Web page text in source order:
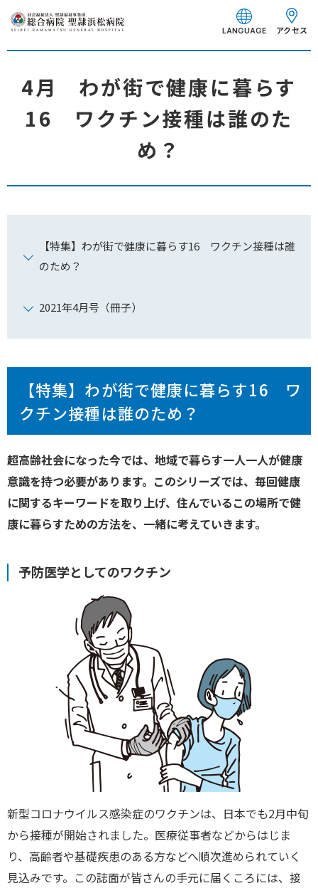
ロ
ョ
文ッ
LANGUAGE アクセス
4月 わが街で健康に暮らす
16 ワクチン接種は誰のた
め？
【特集】わが街で健康に暮らす16 ワクチン接種は誰
のため？
2021年4月号（冊子）
【特集】わが街で健康に暮らす16 ワ
クチン接種は誰のため？
超高齢社会になった今では、地域で暮らす一人一人が健康
意識を持つ必要があります。このシリーズでは、毎回健康
に関するキーワードを取り上げ、住んでいるこの場所で健
康に暮らすための方法を、一緒に考えていきます。
予防医学としてのワクチン
新型コロナウイルス感染症のワクチンは、日本でも2月中旬
から接種が開始されました。医療従事者などからはじま
り、高齢者や基礎疾患のある方などへ順次進められていく
見込みです。この誌面が皆さんの手元に届くころには、接